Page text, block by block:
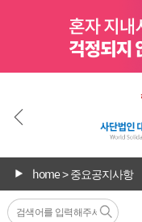
home> 중요공지사항